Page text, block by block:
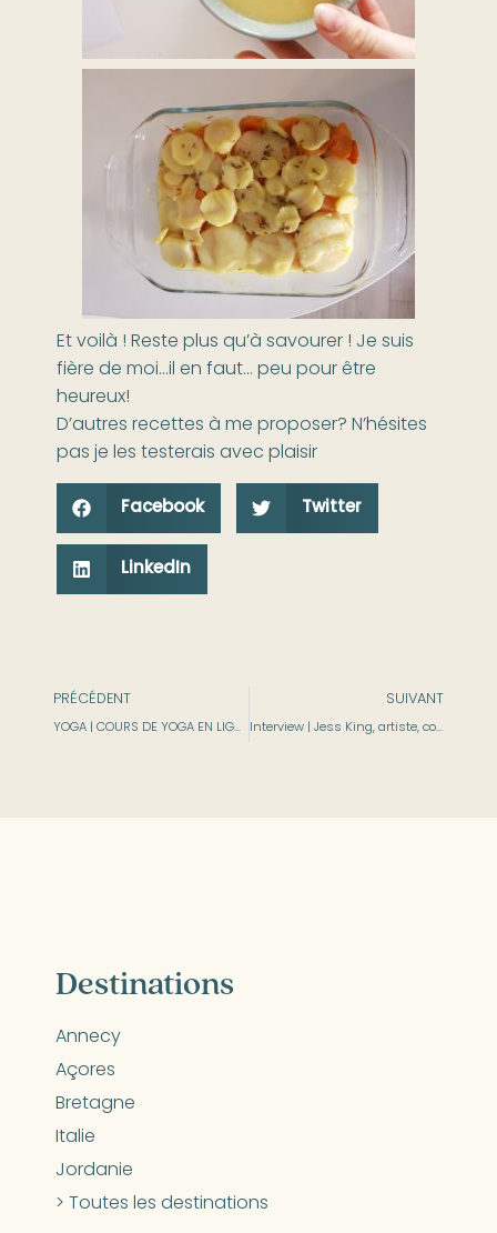
Et voilà ! Reste plus qu’à savourer ! Je suis
fière de moi…il en faut… peu pour être
heureux!
D’autres recettes à me proposer? N’hésites
pas je les testerais avec plaisir
Facebook Twitter
LinkedIn
PRÉCÉDENT
YOGA | COURS DE YOGA EN LIGNE AVEC YOGI LAB
SUIVANT
Interview | Jess King, artiste, coach et créatrice du TNL58
Destinations
Annecy
Açores
Bretagne
Italie
Jordanie
> Toutes les destinations